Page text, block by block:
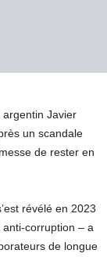
Javier
un scandale
de rester en
révélé en 2023
corruption – a
de longue